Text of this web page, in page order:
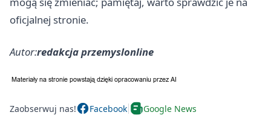
oficjalnej stronie.
Autor:redakcja przemyslonline
Zaobserwuj nas! Facebook Google News